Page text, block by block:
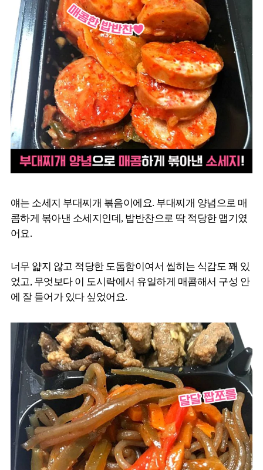
얘는 소세지 부대찌개 볶음이에요. 부대찌개 양념으로 매
콤하게 볶아낸 소세지인데, 밥반찬으로 딱 적당한 맵기였
어요.
너무 얇지 않고 적당한 도톰함이여서 씹히는 식감도 꽤 있
었고, 무엇보다 이 도시락에서 유일하게 매콤해서 구성 안
에 잘 들어가 있다 싶었어요.